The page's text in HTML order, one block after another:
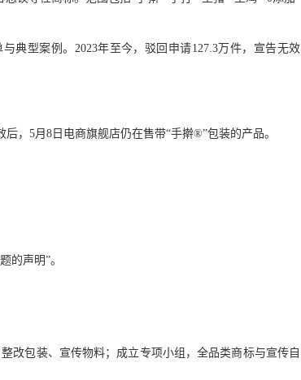
典型案例。2023年至今，驳回申请127.3万件，宣告无效
，5月8日电商旗舰店仍在售带“手擀®”包装的产品。
的声明”。
改包装、宣传物料；成立专项小组，全品类商标与宣传自